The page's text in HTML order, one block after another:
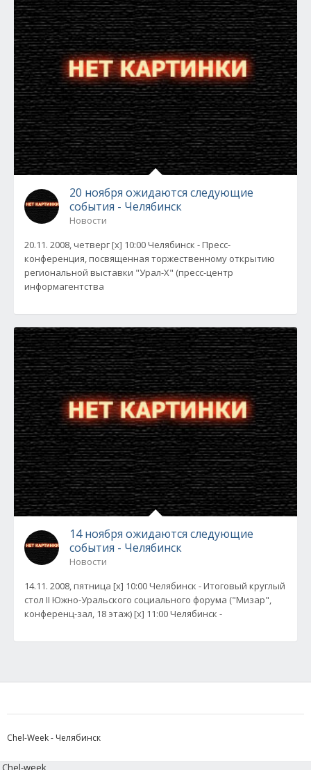
20 ноября ожидаются следующие
события - Челябинск
Новости
20.11. 2008, четверг [x] 10:00 Челябинск - Пресс-
конференция, посвященная торжественному открытию
региональной выставки "Урал-X" (пресс-центр
информагентства
14 ноября ожидаются следующие
события - Челябинск
Новости
14.11. 2008, пятница [x] 10:00 Челябинск - Итоговый круглый
стол II Южно-Уральского социального форума ("Мизар",
конференц-зал, 18 этаж) [x] 11:00 Челябинск -
Chel-Week - Челябинск
Chel-week